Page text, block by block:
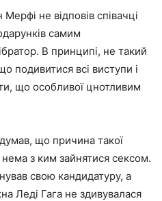
не відповів співачці
самим
В принципі, не такий
подивитися всі виступи і
що особливої цнотливим
що причина такої
нема з ким зайнятися сексом.
свою кандидатуру, а
Леді Гага не здивувалася